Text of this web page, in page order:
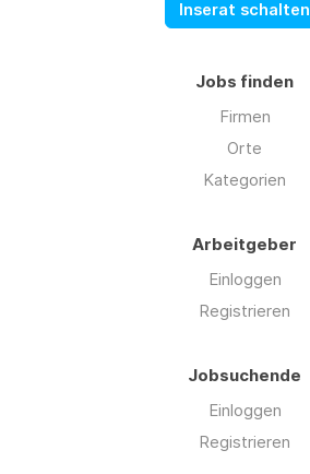
Inserat schalten
Jobs finden
Firmen
Orte
Kategorien
Arbeitgeber
Einloggen
Registrieren
Jobsuchende
Einloggen
Registrieren